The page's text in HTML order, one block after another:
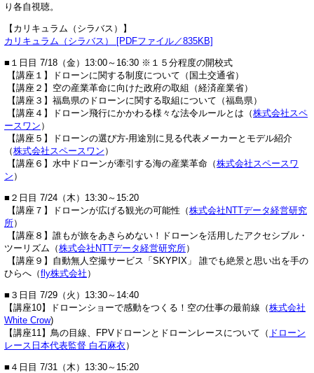
り各自視聴。
【カリキュラム（シラバス）】
カリキュラム（シラバス） [PDFファイル／835KB]
■１日目 7/18（金）13:00～16:30 ※１５分程度の開校式
【講座１】ドローンに関する制度について（国土交通省）
【講座２】空の産業革命に向けた政府の取組（経済産業省）
【講座３】福島県のドローンに関する取組について（福島県）
【講座４】ドローン飛行にかかわる様々な法令ルールとは（株式会社スペ
ースワン ）
【講座５】ドローンの選び方-用途別に見る代表メーカーとモデル紹介
（株式会社スペースワン ）
【講座６】水中ドローンが牽引する海の産業革命（株式会社スペースワ
ン ）
■２日目 7/24（木）13:30～15:20
【講座７】ドローンが広げる観光の可能性（株式会社NTTデータ経営研究
所）
【講座８】誰もが旅をあきらめない！ドローンを活用したアクセシブル・
ツーリズム（株式会社NTTデータ経営研究所）
【講座９】自動無人空撮サービス「SKYPIX」 誰でも絶景と思い出を手の
ひらへ（fly株式会社 ）
■３日目 7/29（火）13:30～14:40
【講座10】ドローンショーで感動をつくる！空の仕事の最前線（株式会社
White Crow)
【講座11】鳥の目線、FPVドローンとドローンレースについて（ ドローン
レース日本代表監督 白石麻衣）
■４日目 7/31（木）13:30～15:20